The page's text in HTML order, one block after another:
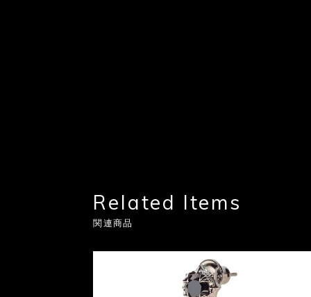
Related Items
関連商品